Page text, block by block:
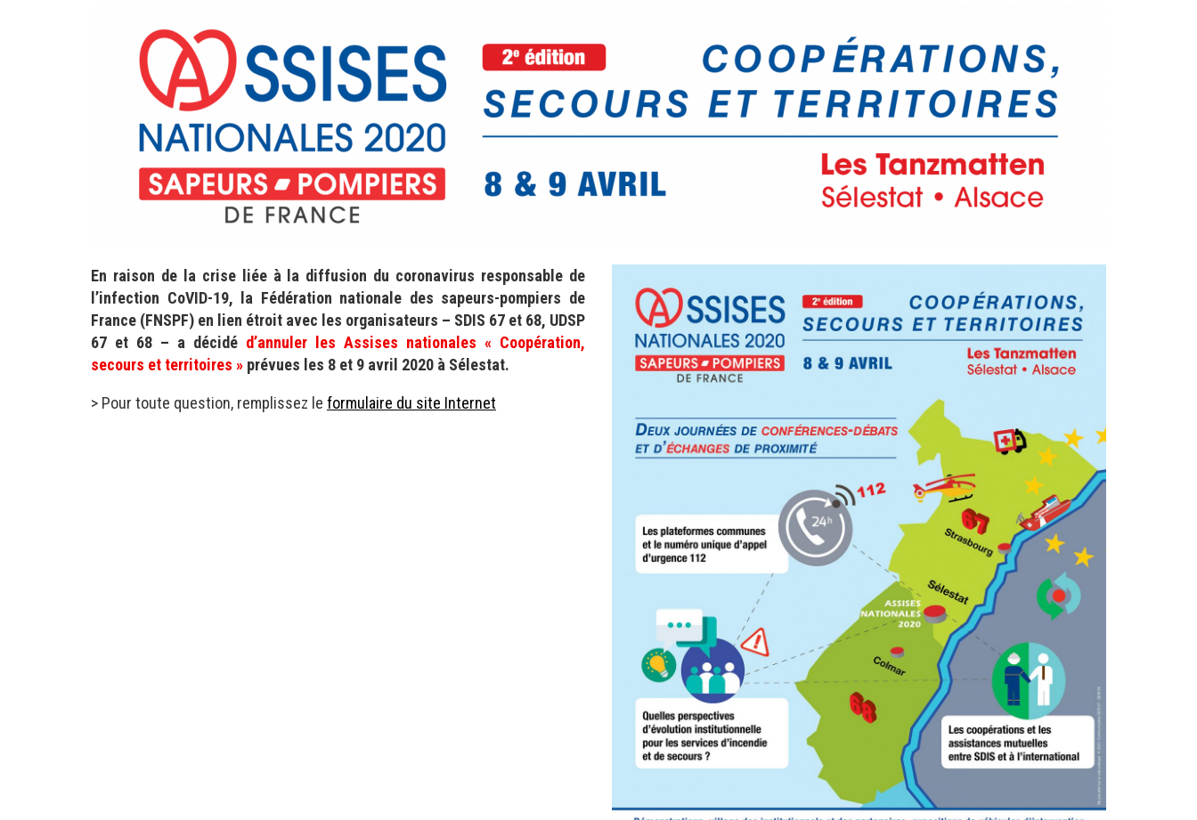
En raison de la crise liée à la diffusion du coronavirus responsable de
l’infection CoVID-19, la Fédération nationale des sapeurs-pompiers de
France (FNSPF) en lien étroit avec les organisateurs – SDIS 67 et 68, UDSP
67 et 68 – a décidé d’annuler les Assises nationales « Coopération,
secours et territoires » prévues les 8 et 9 avril 2020 à Sélestat.
> Pour toute question, remplissez le formulaire du site Internet